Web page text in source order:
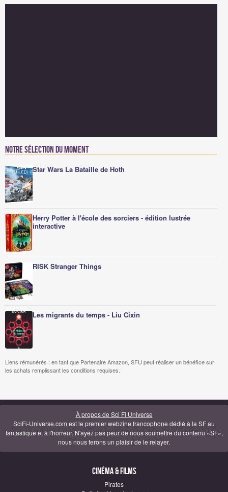
Notre sélection du moment
Star Wars La Bataille de Hoth
Herry Potter à l'école des sorciers - édition lustrée
interactive
RISK Stranger Things
Les migrants du temps - Liu Cixin
Liens rémunérés : en tant que Partenaire Amazon, SFU peut réaliser un bénéfice sur
les achats remplissant les conditions requises.
À propos de Sci Fi Universe
SciFi-Universe.com est le premier webzine francophone dédié à la SF au
fantastique et à l'horreur. N'ayez pas peur de nous soumettre du contenu «SF»,
nous nous ferons un plaisir de le relayer.
Cinéma & Films
Pirates